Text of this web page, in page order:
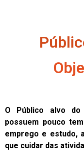
O Público alvo do
possuem pouco
emprego e estudo,
que cuidar das